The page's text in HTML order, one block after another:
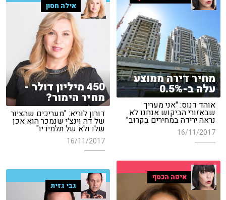
מחיר דירה ממוצע
עלה ב-0.5%
אוהד דנוס: "אני מעריך
שבאזורי הביקוש אנחנו לא
נראה ירידה במחירים בקרוב"
16/11/2017
אילה חסון
450 מיליון דולר -
מחיר הימור?
דורון לוריא: "מעריכים שהציור
של דה וינצ'י שנמכר הוא אכן
שלו ולא של תלמידיו"
16/11/2017
איפה הכסף
גבי גזית